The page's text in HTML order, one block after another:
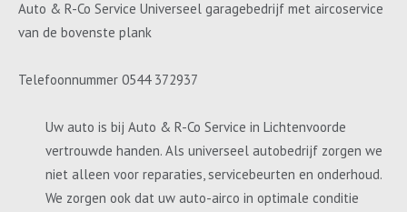
Auto & R-Co Service Universeel garagebedrijf met aircoservice
van de bovenste plank
Telefoonnummer 0544 372937
Uw auto is bij Auto & R-Co Service in Lichtenvoorde
vertrouwde handen. Als universeel autobedrijf zorgen we
niet alleen voor reparaties, servicebeurten en onderhoud.
We zorgen ook dat uw auto-airco in optimale conditie